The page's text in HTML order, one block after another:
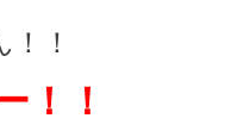
！
！！